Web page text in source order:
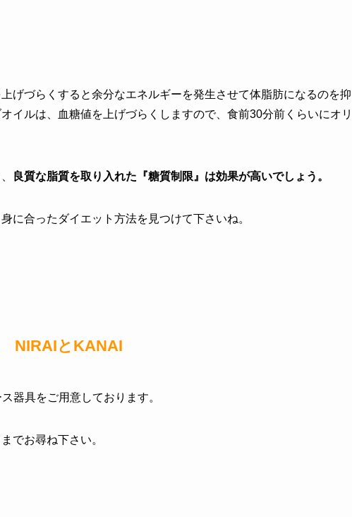
げづらくすると余分なエネルギーを発生させて体脂肪になるのを抑
イルは、血糖値を上げづらくしますので、食前30分前くらいにオリ
良質な脂質を取り入れた『糖質制限』は効果が高いでしょう。
に合ったダイエット方法を見つけて下さいね。
NIRAIとKANAI
器具をご用意しております。
でお尋ね下さい。